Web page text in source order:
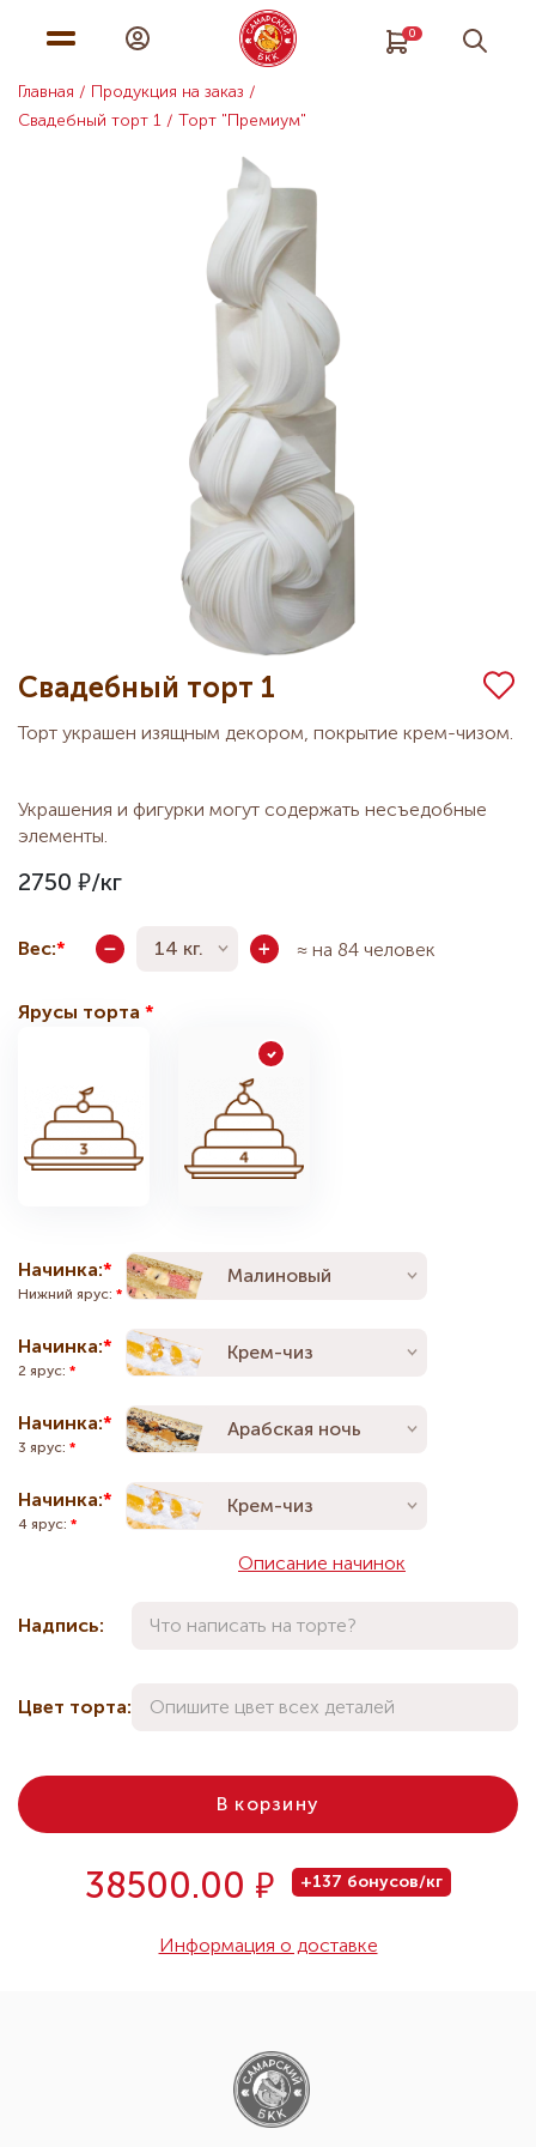
0
Главная
Продукция на заказ
Свадебный торт 1 / Торт "Премиум"
Свадебный торт 1
Торт украшен изящным декором, покрытие крем-чизом.
Украшения и фигурки могут содержать несъедобные
элементы.
2750
Вес: 14 кг. ≈ на 84 человек
Ярусы торта
Начинка:
Нижний ярус:
Малиновый
Начинка:
2 ярус:
Крем-чиз
Начинка:
3 ярус:
Арабская ночь
Начинка:
4 ярус:
Крем-чиз
Описание начинок
Надпись:
Цвет торта:
38500.00 Р +137 бонусов/кг
В корзину
Информация о доставке